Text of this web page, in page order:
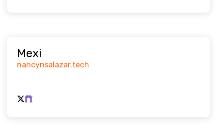
Mexi
nancynsalazar.tech